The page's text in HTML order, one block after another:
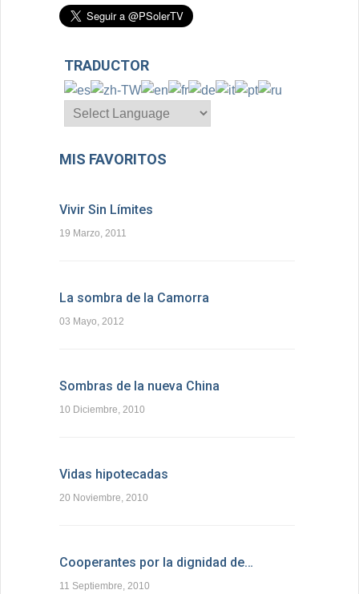
TRADUCTOR
MIS FAVORITOS
Vivir Sin Límites
19 Marzo, 2011
La sombra de la Camorra
03 Mayo, 2012
Sombras de la nueva China
10 Diciembre, 2010
Vidas hipotecadas
20 Noviembre, 2010
Cooperantes por la dignidad de…
11 Septiembre, 2010